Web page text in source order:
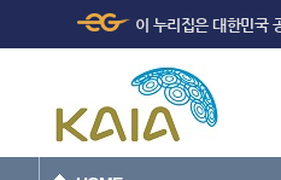
본문바로가기
이 누리집은 대한민국